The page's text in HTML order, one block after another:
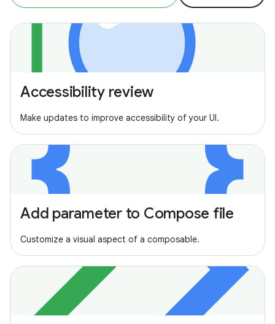
Accessibility review
Make updates to improve accessibility of your UI.
Add parameter to Compose file
Customize a visual aspect of a composable.